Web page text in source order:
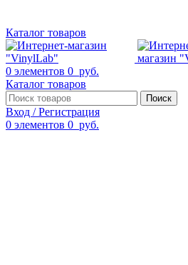
Каталог товаров
0 элементов 0 руб.
Каталог товаров
Поиск
Вход / Регистрация
0 элементов 0 руб.